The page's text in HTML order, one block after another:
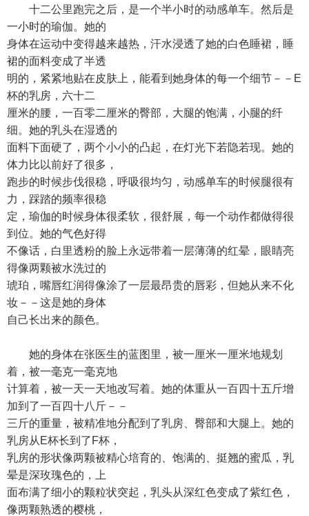
十二公里跑完之后，是一个半小时的动感单车。然后是
一小时的瑜伽。她的
身体在运动中变得越来越热，汗水浸透了她的白色睡裙，睡
裙的面料变成了半透
明的，紧紧地贴在皮肤上，能看到她身体的每一个细节－－E
杯的乳房，六十二
厘米的腰，一百零二厘米的臀部，大腿的饱满，小腿的纤
细。她的乳头在湿透的
面料下面硬了，两个小小的凸起，在灯光下若隐若现。她的
体力比以前好了很多，
跑步的时候步伐很稳，呼吸很均匀，动感单车的时候腿很有
力，踩踏的频率很稳
定，瑜伽的时候身体很柔软，很舒展，每一个动作都做得很
到位。她的气色好得
不像话，白里透粉的脸上永远带着一层薄薄的红晕，眼睛亮
得像两颗被水洗过的
琥珀，嘴唇红润得像涂了一层最昂贵的唇彩，但她从来不化
妆－－这是她的身体
自己长出来的颜色。
她的身体在张医生的蓝图里，被一厘米一厘米地规划
着，被一毫克一毫克地
计算着，被一天一天地改写着。她的体重从一百四十五斤增
加到了一百四十八斤－－
三斤的重量，被精准地分配到了乳房、臀部和大腿上。她的
乳房从E杯长到了F杯，
乳房的形状像两颗被精心培育的、饱满的、挺翘的蜜瓜，乳
晕是深玫瑰色的，上
面布满了细小的颗粒状突起，乳头从深红色变成了紫红色，
像两颗熟透的樱桃，